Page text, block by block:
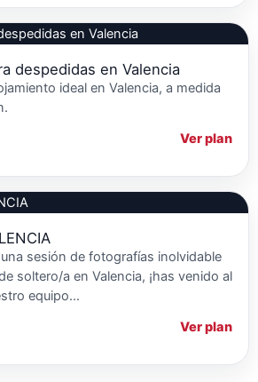
despedidas en Valencia
ideal en Valencia, a medida
Ver plan
sesión de fotografías inolvidable
soltero/a en Valencia, ¡has venido al
equipo…
Ver plan